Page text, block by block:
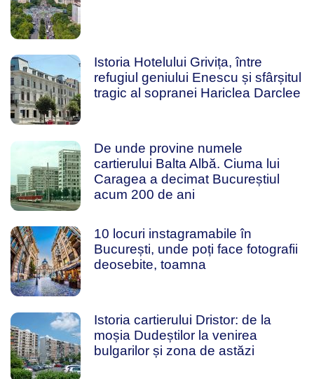
Istoria Hotelului Grivița, între
refugiul geniului Enescu și sfârșitul
tragic al sopranei Hariclea Darclee
De unde provine numele
cartierului Balta Albă. Ciuma lui
Caragea a decimat Bucureștiul
acum 200 de ani
10 locuri instagramabile în
București, unde poți face fotografii
deosebite, toamna
Istoria cartierului Dristor: de la
moșia Dudeștilor la venirea
bulgarilor și zona de astăzi